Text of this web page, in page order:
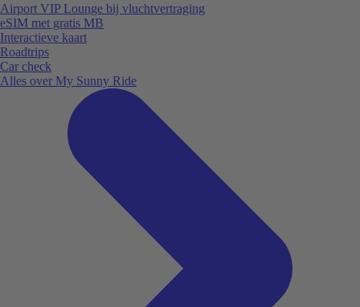
Airport VIP Lounge bij vluchtvertraging
eSIM met gratis MB
Interactieve kaart
Roadtrips
Car check
Alles over My Sunny Ride